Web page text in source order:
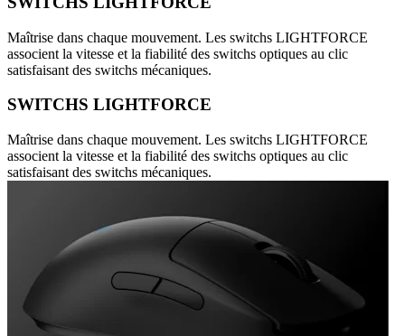
Maîtrise dans chaque mouvement. Les switchs LIGHTFORCE
associent la vitesse et la fiabilité des switchs optiques au clic
satisfaisant des switchs mécaniques.
SWITCHS LIGHTFORCE
Maîtrise dans chaque mouvement. Les switchs LIGHTFORCE
associent la vitesse et la fiabilité des switchs optiques au clic
satisfaisant des switchs mécaniques.